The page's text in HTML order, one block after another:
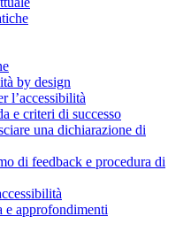
by design
l’accessibilità
e criteri di successo
una dichiarazione di
di feedback e procedura di
e approfondimenti